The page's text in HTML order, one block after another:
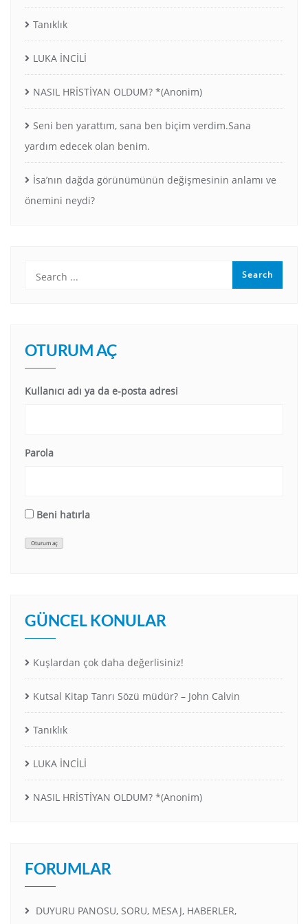
Tanıklık
LUKA İNCİLİ
NASIL HRİSTİYAN OLDUM? *(Anonim)
Seni ben yarattım, sana ben biçim verdim.Sana
yardım edecek olan benim.
İsa’nın dağda görünümünün değişmesinin anlamı ve
önemini neydi?
OTURUM AÇ
Kullanıcı adı ya da e-posta adresi
Parola
Beni hatırla
Oturum aç
GÜNCEL KONULAR
Kuşlardan çok daha değerlisiniz!
Kutsal Kitap Tanrı Sözü müdür? – John Calvin
Tanıklık
LUKA İNCİLİ
NASIL HRİSTİYAN OLDUM? *(Anonim)
FORUMLAR
DUYURU PANOSU, SORU, MESAJ, HABERLER,